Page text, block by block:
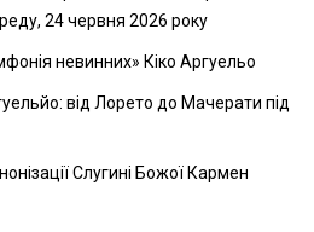
24 червня 2026 року
невинних» Кіко Аргуельо
від Лорето до Мачерати під
Слугині Божої Кармен